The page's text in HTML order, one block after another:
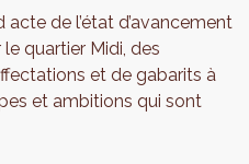
acte de l’état d’avancement
quartier Midi, des
et de gabarits à
et ambitions qui sont